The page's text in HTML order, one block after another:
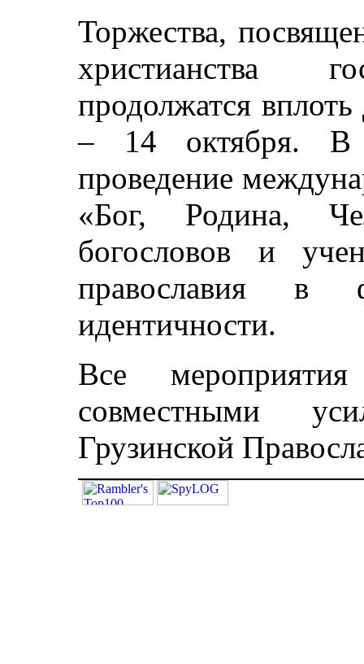
Торжества,
христианства
продолжатся
– 14 октября. В
проведение
«Бог, Родина,
богословов и
православия в
идентичности.
Все мероприятия
совместными
Грузинской